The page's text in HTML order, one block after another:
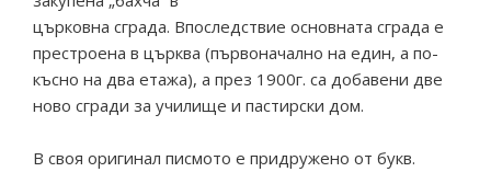
църковна сграда. Впоследствие основната сграда е
престроена в църква (първоначално на един, а по-
късно на два етажа), а през 1900г. са добавени две
ново сгради за училище и пастирски дом.
В своя оригинал писмото е придружено от букв.